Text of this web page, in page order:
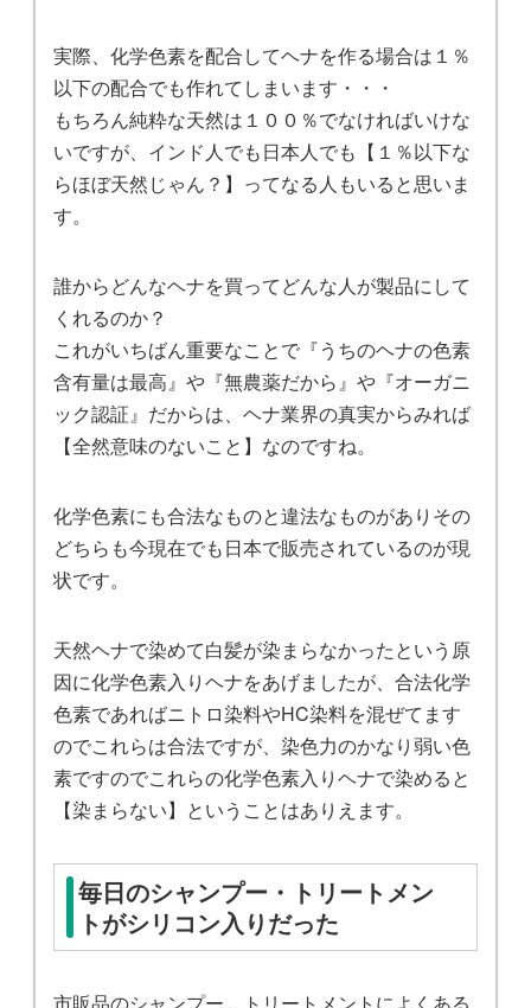
実際、化学色素を配合してヘナを作る場合は１％
以下の配合でも作れてしまいます・・・
もちろん純粋な天然は１００％でなければいけな
いですが、インド人でも日本人でも【１％以下な
らほぼ天然じゃん？】ってなる人もいると思いま
す。
誰からどんなヘナを買ってどんな人が製品にして
くれるのか？
これがいちばん重要なことで『うちのヘナの色素
含有量は最高』や『無農薬だから』や『オーガニ
ック認証』だからは、ヘナ業界の真実からみれば
【全然意味のないこと】なのですね。
化学色素にも合法なものと違法なものがありその
どちらも今現在でも日本で販売されているのが現
状です。
天然ヘナで染めて白髪が染まらなかったという原
因に化学色素入りヘナをあげましたが、合法化学
色素であればニトロ染料やHC染料を混ぜてます
のでこれらは合法ですが、染色力のかなり弱い色
素ですのでこれらの化学色素入りヘナで染めると
【染まらない】ということはありえます。
毎日のシャンプー・トリートメン
トがシリコン入りだった